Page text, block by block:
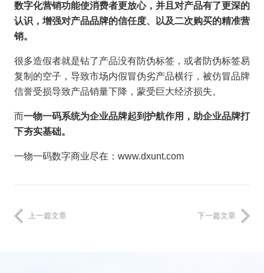
数字化营销功能使消费者更放心，并且对产品有了更深的
认识，增强对产品品牌的信任度、以及二次购买的精准营
销。
很多造假者就是钻了产品没有防伪标签，或者防伪标签易
复制的空子，导致市场内假冒伪劣产品横行，被仿冒品牌
信誉受损导致产品销量下降，蒙受巨大经济损失。
而一物一码系统为企业品牌起到护航作用，助企业品牌打
下夯实基础。
一物一码数字商业尽在：www.dxunt.com
上一篇文章 下一篇文章